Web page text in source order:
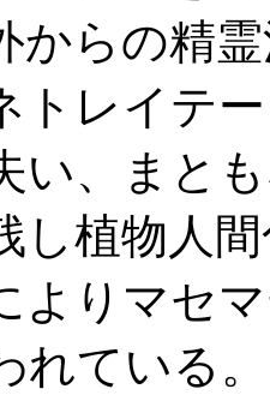
からの精
レイテ
い、まと
し植物人
りマセ
れている。